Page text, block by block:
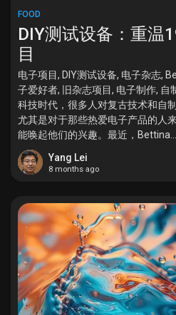
FOOD
DIY测试设备：重温
目
电子项目, DIY测试设备, 电子杂志,
子爱好者, 旧杂志项目, 电子制作,
科技时代，很多人对复古技术和自
尤其是对于那些热爱电子产品的人
能唤起他们的兴趣。最近，Bettina...
Yang Lei
8 months ago